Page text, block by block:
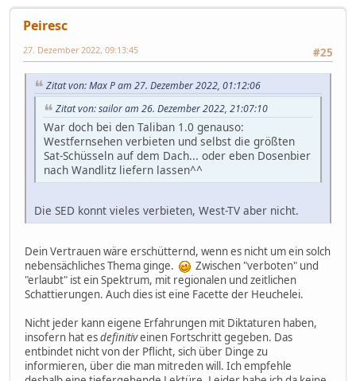
Peiresc
#25
27. Dezember 2022, 09:13:45
Zitat von: Max P am 27. Dezember 2022, 01:12:06
Zitat von: sailor am 26. Dezember 2022, 21:07:10
War doch bei den Taliban 1.0 genauso:
Westfernsehen verbieten und selbst die größten
Sat-Schüsseln auf dem Dach... oder eben Dosenbier
nach Wandlitz liefern lassen^^
Die SED konnt vieles verbieten, West-TV aber nicht.
Dein Vertrauen wäre erschütternd, wenn es nicht um ein solch
nebensächliches Thema ginge.
Zwischen "verboten" und
"erlaubt" ist ein Spektrum, mit regionalen und zeitlichen
Schattierungen. Auch dies ist eine Facette der Heuchelei.
Nicht jeder kann eigene Erfahrungen mit Diktaturen haben,
insofern hat esdefinitiveinen Fortschritt gegeben. Das
entbindet nicht von der Pflicht, sich über Dinge zu
informieren, über die man mitreden will. Ich empfehle